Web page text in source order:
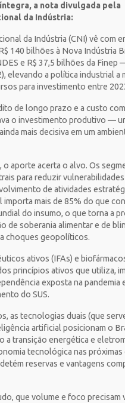
a nota divulgada pela
da Indústria:
da Indústria (CNI) vê com
140 bilhões à Nova Indústria
e R$ 37,5 bilhões da Finep
elevando a política industrial a
para investimento entre
de longo prazo e a custo
o investimento produtivo —
mais decisiva em um
o aporte acerta o alvo. Os
para reduzir
de atividades
mais de 85% do que
do insumo, o que torna a
de soberania alimentar e de
choques geopolíticos.
ativos (IFAs) e
princípios ativos que utiliza,
exposta na pandemia
do SUS.
as tecnologias duais (que
artificial posicionam o
a transição energética e
tecnológica nas próximas
reservas e vantagens
que volume e foco precisam